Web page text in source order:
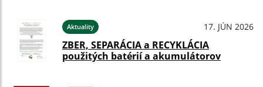
Aktuality 17. JÚN 2026
ZBER, SEPARÁCIA a RECYKLÁCIA
použitých batérií a akumulátorov